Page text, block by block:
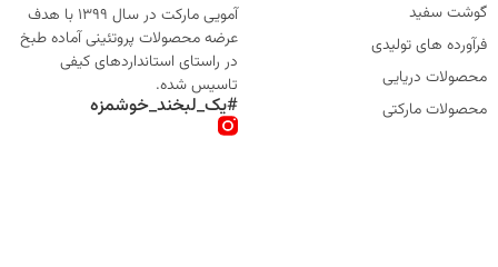
گوشت سفید
فرآورده های تولیدی
محصولات دریایی
محصولات مارکتی
آمویی مارکت در سال 1399 با هدف
عرضه محصولات پروتئینی آماده طبخ
در راستای استانداردهای کیفی
تاسیس شده.
#یک_لبخند_خوشمزه